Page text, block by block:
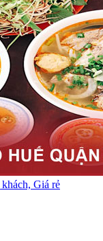
Giá rẻ